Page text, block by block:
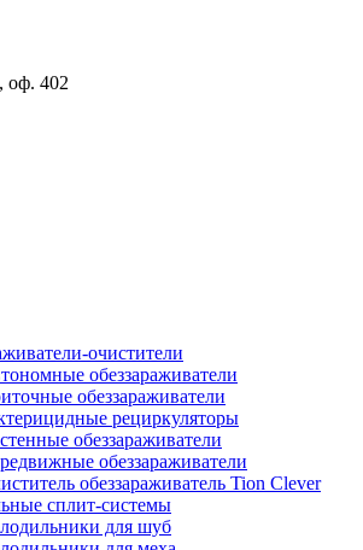
оф. 402
очистители
обеззараживатели
обеззараживатели
рециркуляторы
обеззараживатели
обеззараживатели
обеззараживатель Tion Clever
сплит-системы
для шуб